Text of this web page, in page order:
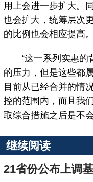
用上会进一步扩大。
也会扩大，统筹层次
的比例也会相应提高。
“这一系列实惠的
的压力，但是这些都
目前从已经合并的情
控的范围内，而且我
取综合措施之后是不
继续阅读